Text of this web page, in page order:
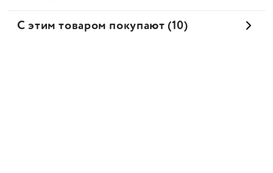
С этим товаром покупают (10)